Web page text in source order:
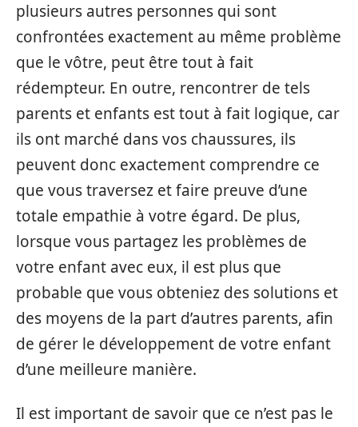
plusieurs autres personnes qui sont
confrontées exactement au même problème
que le vôtre, peut être tout à fait
rédempteur. En outre, rencontrer de tels
parents et enfants est tout à fait logique, car
ils ont marché dans vos chaussures, ils
peuvent donc exactement comprendre ce
que vous traversez et faire preuve d’une
totale empathie à votre égard. De plus,
lorsque vous partagez les problèmes de
votre enfant avec eux, il est plus que
probable que vous obteniez des solutions et
des moyens de la part d’autres parents, afin
de gérer le développement de votre enfant
d’une meilleure manière.
Il est important de savoir que ce n’est pas le